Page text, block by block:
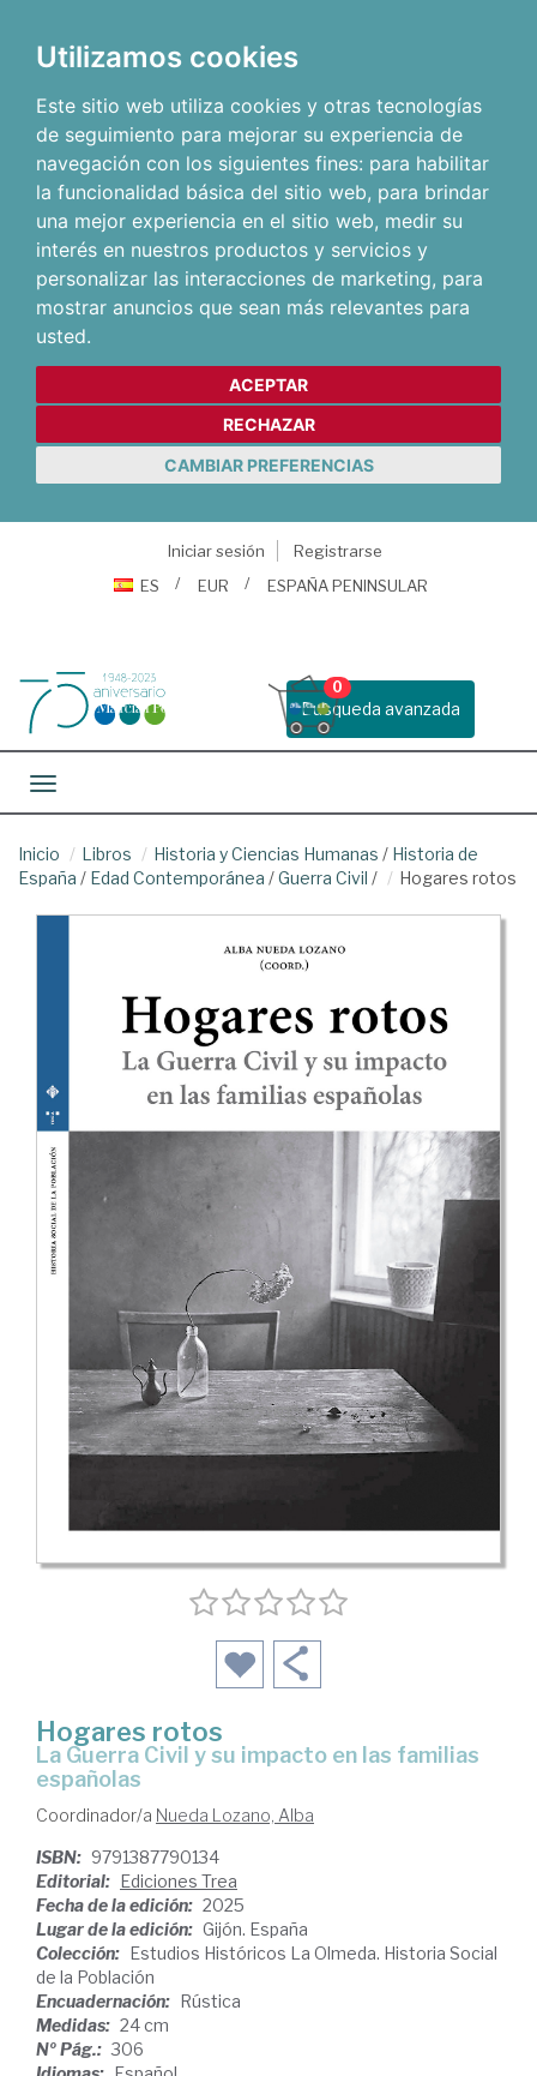
Utilizamos cookies
Este sitio web utiliza cookies y otras tecnologías
de seguimiento para mejorar su experiencia de
navegación con los siguientes fines: para habilitar
la funcionalidad básica del sitio web, para brindar
una mejor experiencia en el sitio web, medir su
interés en nuestros productos y servicios y
personalizar las interacciones de marketing, para
mostrar anuncios que sean más relevantes para
usted.
ACEPTAR
RECHAZAR
CAMBIAR PREFERENCIAS
Iniciar sesión
Registrarse
ES
EUR ESPAÑA PENINSULAR
Busqueda avanzada
0
Toggle navigation
Inicio Libros Historia y Ciencias Humanas / Historia de
España / Edad Contemporánea /Guerra Civil / Hogares rotos
Hogares rotos
La Guerra Civil y su impacto en las familias
españolas
Coordinador/a Nueda Lozano, Alba
ISBN: 9791387790134
Editorial: Ediciones Trea
Fecha de la edición: 2025
Lugar de la edición: Gijón. España
Colección: Estudios Históricos La Olmeda. Historia Social
de la Población
Encuadernación: Rústica
Medidas: 24 cm
Nº Pág.: 306